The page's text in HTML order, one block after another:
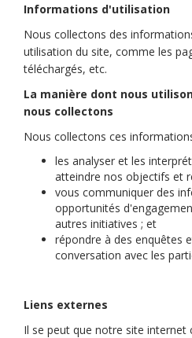
Informations d'utilisation
Nous collectons des
utilisation du site, comme les
téléchargés, etc.
La manière dont nous
nous collectons
Nous collectons ces
les analyser et les
atteindre nos objectifs et
vous communiquer des
opportunités
autres initiatives ; et
répondre à des enquêtes
conversation avec les
Liens externes
Il se peut que notre site internet